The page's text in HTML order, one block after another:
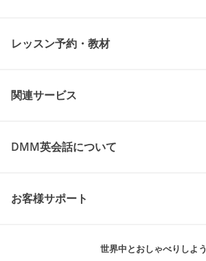
レッスン予約・教材
関連サービス
DMM英会話について
お客様サポート
世界中とおしゃべりしよう